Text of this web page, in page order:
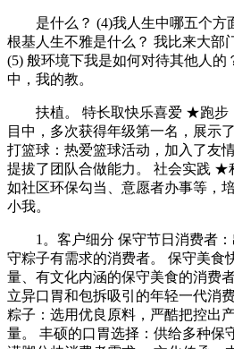
是什么？ (4)我人生中哪五个方
根基人生不雅是什么？ 我比来大部
(5) 般环境下我是如何对待其他人的
中，我的教。
扶植。 特长取快乐喜爱 ★跑步
目中，多次获得年级第一名，展示
打篮球：热爱篮球活动，加入了友
提拔了团队合做能力。 社会实践 ★
如社区环保勾当、意愿者办事等，
小我。
1。客户细分 保守节日消费者：
守粽子有需求的消费者。 保守美食
量、有文化内涵的保守美食的消费
立异口胃和包拆吸引的年轻一代消
粽子：选用优良原料，严酷把控出
量。 丰硕的口胃选择：供给多种保